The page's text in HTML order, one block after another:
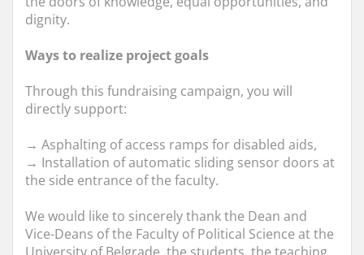
dignity.
Ways to realize project goals
Through this fundraising campaign, you will
directly support:
→ Asphalting of access ramps for disabled aids,
→ Installation of automatic sliding sensor doors at
the side entrance of the faculty.
We would like to sincerely thank the Dean and
Vice-Deans of the Faculty of Political Science at the